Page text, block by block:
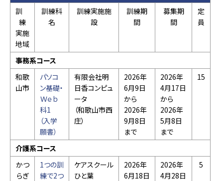
訓
練
実施
地域
訓練科
名
訓練実施施
設
訓練期
間
募集期
間
定
員
事務系コース
和歌
山市
パソコ
ン基礎・
Ｗｅｂ
科1
（入学
願書）
有限会社明
日香コンピュ
ータ
（和歌山市西
庄）
2026年
6月9日
から
2026年
9月8日
まで
2026年
4月17日
から
2026年
5月8日
まで
15
介護系コース
かつ
らぎ
1つの訓
練で2つ
ケアスクール
ひと葉
2026年
6月18日
2026年
4月28日
5